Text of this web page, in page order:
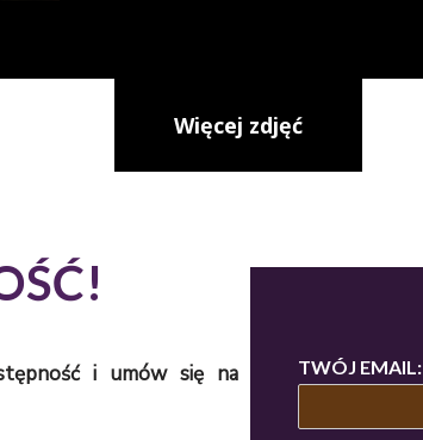
Więcej zdjęć
i umów się na
TWÓJ EMAIL: